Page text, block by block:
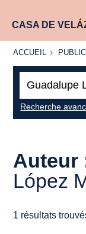
CASA DE
ACCUEIL
ACCUEIL
Recherche
Auteur
López
1 résultats